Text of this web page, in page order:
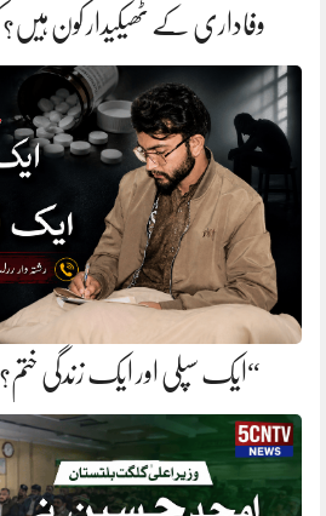
وفاداری کے ٹھیکیدار کون
“ایک سپلی اور ایک زندگی ختم؟”